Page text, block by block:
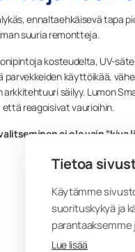
Tietoa
Käytämme
suorituskykyä ja
Lue lisää
ennaltaehkäisevä tapa
suuria remontteja.
kosteudelta, UV-
parvekkeiden käyttöikää,
arkkitehtuuri säilyy. Lumon
reagoisivat vaurioihin.
ei ole vain